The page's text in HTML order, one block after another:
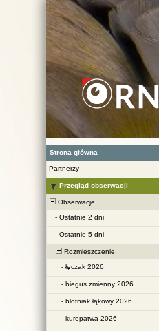
Strona główna
Partnerzy
Przegląd obserwacji
Obserwacje
- Ostatnie 2 dni
- Ostatnie 5 dni
Rozmieszczenie
- łęczak 2026
- biegus zmienny 2026
- błotniak łąkowy 2026
- kuropatwa 2026